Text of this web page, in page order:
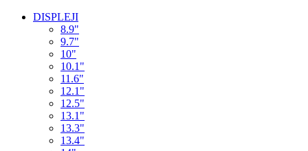
DISPLEJI
8.9"
9.7"
10"
10.1"
11.6"
12.1"
12.5"
13.1"
13.3"
13.4"